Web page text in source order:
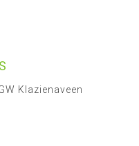
Klazienaveen